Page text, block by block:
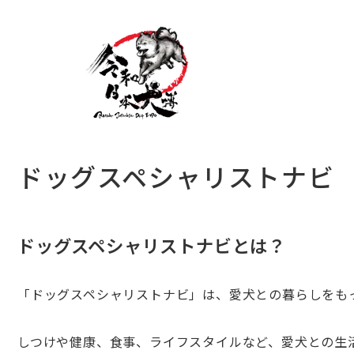
ドッグスペシャリストナビ
ドッグスペシャリストナビとは？
「ドッグスペシャリストナビ」は、愛犬との暮らしを
しつけや健康、食事、ライフスタイルなど、愛犬との